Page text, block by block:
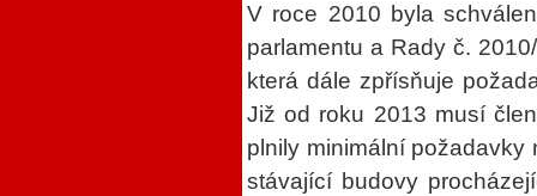
V roce 2010 byla
parlamentu a Rady č.
která dále zpřísňuje
Již od roku 2013 musí
plnily minimální požadavky
stávající budovy